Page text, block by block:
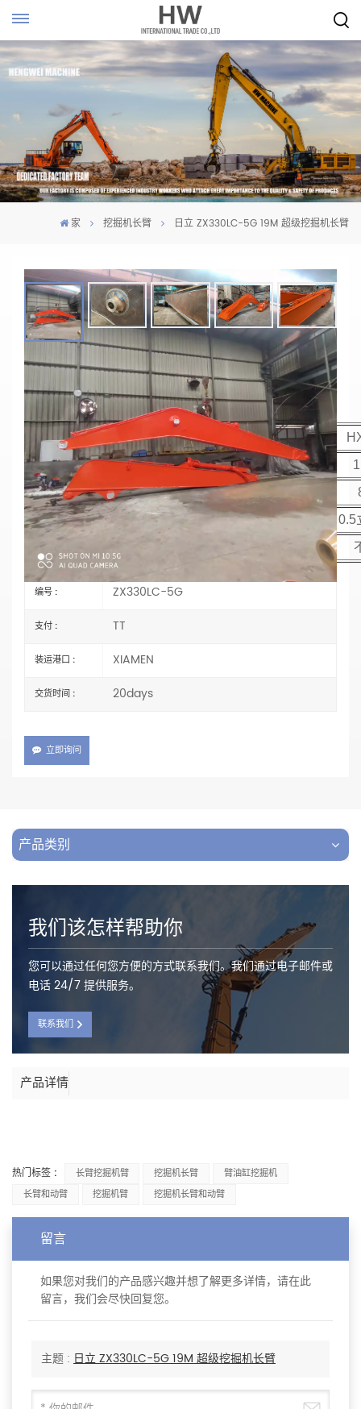
家 挖掘机长臂 日立 ZX330LC-5G 19M 超级挖掘机长臂
日立 ZX330LC-5G 19M 超级挖掘机长臂
材质：Q355B
主要参数
模型
动臂长度
臂长
铲斗容积/M³
0.5
配重
编号 : ZX330LC-5G
支付 : TT
装运港口 : XIAMEN
交货时间 : 20days
立即询问
产品类别
我们该怎样帮助你
您可以通过任何您方便的方式联系我们。我们通过电子邮件或
电话 24/7 提供服务。
联系我们
产品详情
热门标签 : 长臂挖掘机臂 挖掘机长臂
臂油缸挖掘机
长臂和动臂
挖掘机臂 挖掘机长臂和动臂
留言
如果您对我们的产品感兴趣并想了解更多详情，请在此
留言，我们会尽快回复您。
主题 : 日立 ZX330LC-5G 19M 超级挖掘机长臂